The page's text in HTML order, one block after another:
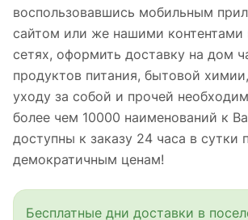
воспользовавшись мобильным
сайтом или же нашими контентами
сетях, оформить доставку на дом
продуктов питания, бытовой
уходу за собой и прочей
более чем 10000 наименований к
доступны к заказу 24 часа в сутки
демократичным ценам!
Бесплатные дни доставки в